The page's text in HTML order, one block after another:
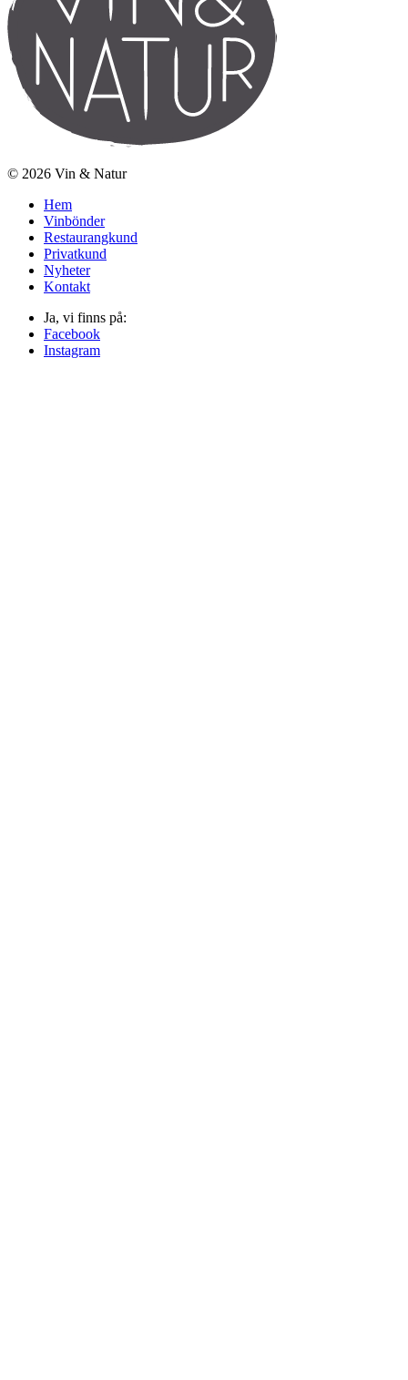
© 2026 Vin & Natur
Hem
Vinbönder
Restaurangkund
Privatkund
Nyheter
Kontakt
Ja, vi finns på:
Facebook
Instagram